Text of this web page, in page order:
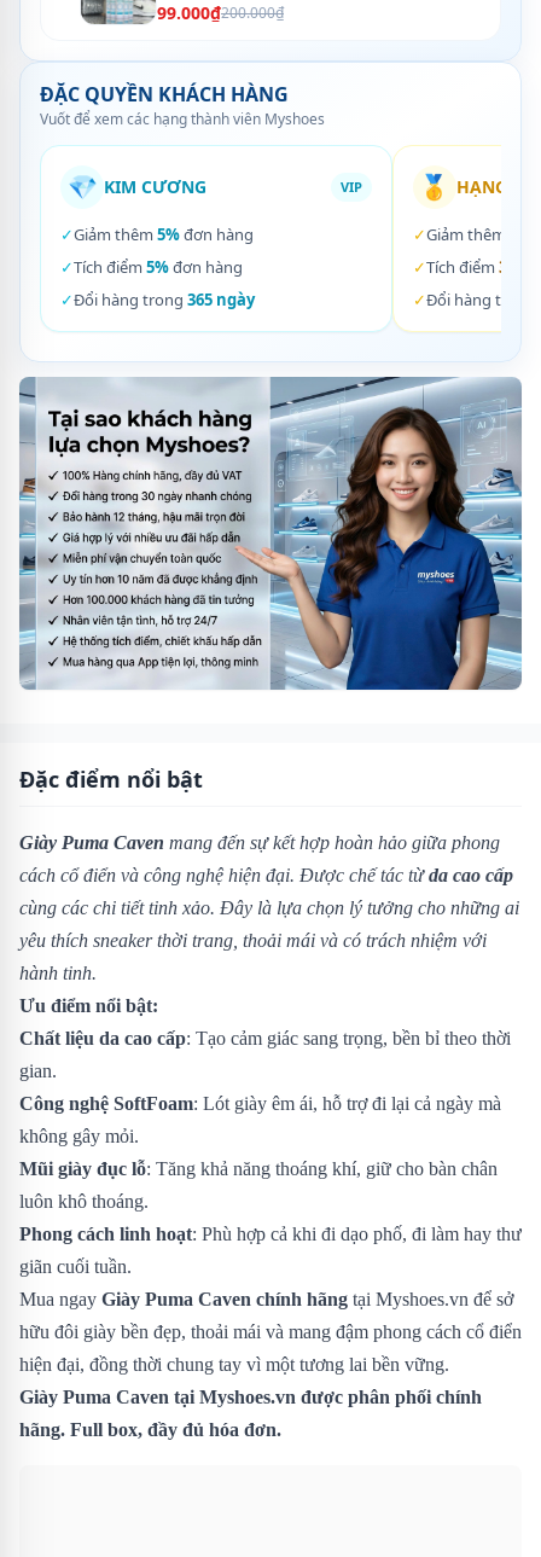
99.000₫200.000₫
ĐẶC QUYỀN KHÁCH HÀNG
Vuốt để xem các hạng thành viên Myshoes
💎 KIM CƯƠNG VIP
✓Giảm thêm 5%đơn hàng
✓Tích điểm 5%đơn hàng
✓Đổi hàng trong 365 ngày
🥇 HẠNG
✓Giảm thêm
✓Tích điểm 3%
✓Đổi hàng trong
Đặc điểm nổi bật
Giày Puma Caven mang đến sự kết hợp hoàn hảo giữa phong
cách cổ điển và công nghệ hiện đại. Được chế tác từda cao cấp
cùng các chi tiết tinh xảo. Đây là lựa chọn lý tưởng cho những ai
yêu thích sneaker thời trang, thoải mái và có trách nhiệm với
hành tinh.
Ưu điểm nổi bật:
Chất liệu da cao cấp: Tạo cảm giác sang trọng, bền bỉ theo thời
gian.
Công nghệ SoftFoam: Lót giày êm ái, hỗ trợ đi lại cả ngày mà
không gây mỏi.
Mũi giày đục lỗ: Tăng khả năng thoáng khí, giữ cho bàn chân
luôn khô thoáng.
Phong cách linh hoạt: Phù hợp cả khi đi dạo phố, đi làm hay thư
giãn cuối tuần.
Mua ngay Giày Puma Caven chính hãng tại Myshoes.vn để sở
hữu đôi giày bền đẹp, thoải mái và mang đậm phong cách cổ điển
hiện đại, đồng thời chung tay vì một tương lai bền vững.
Giày Puma Caven tại Myshoes.vn được phân phối chính
hãng. Full box, đầy đủ hóa đơn.